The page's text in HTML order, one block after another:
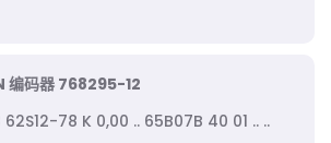
编码器 768295-12
62S12-78 K 0,00 .. 65B07B 40 01 .. ..